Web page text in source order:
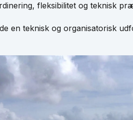
fleksibilitet og teknisk
en teknisk og organisatorisk